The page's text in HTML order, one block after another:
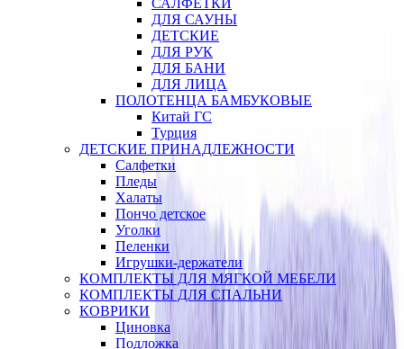
САЛФЕТКИ
ДЛЯ САУНЫ
ДЕТСКИЕ
ДЛЯ РУК
ДЛЯ БАНИ
ДЛЯ ЛИЦА
ПОЛОТЕНЦА БАМБУКОВЫЕ
Китай ГС
Турция
ДЕТСКИЕ ПРИНАДЛЕЖНОСТИ
Салфетки
Пледы
Халаты
Пончо детское
Уголки
Пеленки
Игрушки-держатели
КОМПЛЕКТЫ ДЛЯ МЯГКОЙ МЕБЕЛИ
КОМПЛЕКТЫ ДЛЯ СПАЛЬНИ
КОВРИКИ
Циновка
Подложка